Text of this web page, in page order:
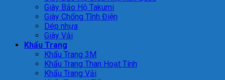
Giày Bảo Hộ Takumi
Giày Chống Tĩnh Điện
Dép nhựa
Giày Vải
Khẩu Trang
Khẩu Trang 3M
Khẩu Trang Than Hoạt Tính
Khẩu Trang Vải